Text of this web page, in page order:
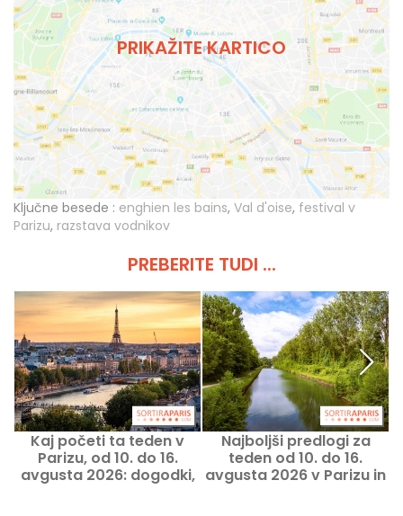
PRIKAŽITE KARTICO
Ključne besede : enghien les bains, Val d'oise, festival v
Parizu, razstava vodnikov
PREBERITE TUDI ...
Kaj početi ta teden v
Parizu, od 10. do 16.
avgusta 2026: dogodki,
Najboljši predlogi za
teden od 10. do 16.
avgusta 2026 v Parizu in